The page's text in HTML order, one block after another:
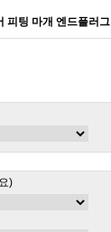
피팅 마개 엔드플러그
)